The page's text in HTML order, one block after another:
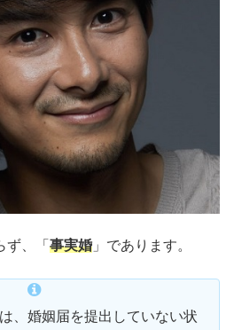
、「 事実婚 」であります。
、婚姻届を提出していない状